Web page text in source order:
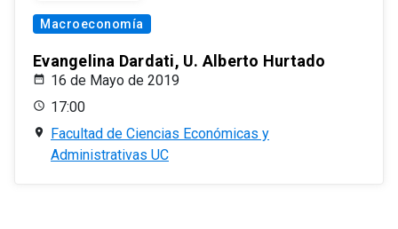
Macroeconomía
Evangelina Dardati, U. Alberto Hurtado
16 de Mayo de 2019
17:00
Facultad de Ciencias Económicas y
Administrativas UC